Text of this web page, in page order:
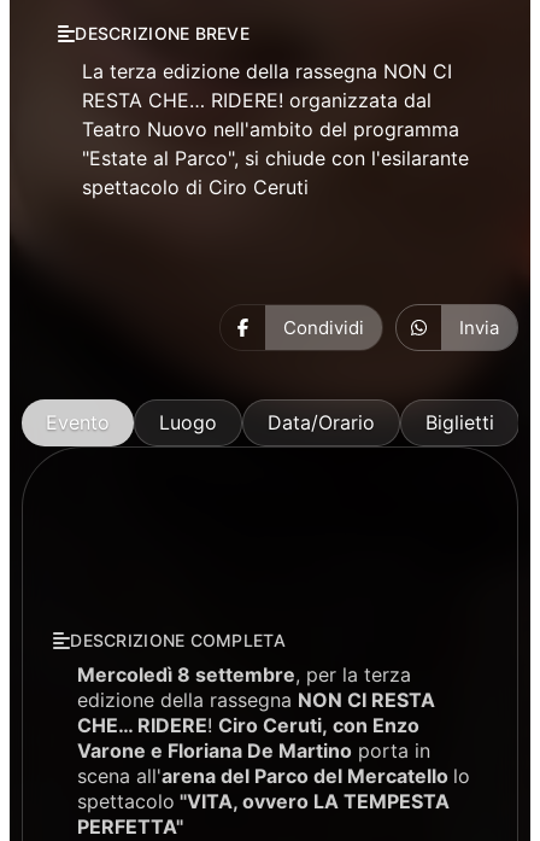
DESCRIZIONE BREVE
La terza edizione della rassegna NON CI
RESTA CHE… RIDERE! organizzata dal
Teatro Nuovo nell'ambito del programma
"Estate al Parco", si chiude con l'esilarante
spettacolo di Ciro Ceruti
Condividi Invia
Evento Luogo Data/Orario Biglietti
DESCRIZIONE COMPLETA
Mercoledì 8 settembre, per la terza
edizione della rassegna NON CI RESTA
CHE… RIDERE! Ciro Ceruti, con Enzo
Varone e Floriana De Martino porta in
scena all'arena del Parco del Mercatello lo
spettacolo "VITA, ovvero LA TEMPESTA
PERFETTA"